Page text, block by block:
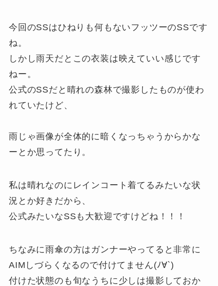
今回のSSはひねりも何もないフッツーのSSです
ね。
しかし雨天だとこの衣装は映えていい感じです
ねー。
公式のSSだと晴れの森林で撮影したものが使わ
れていたけど、
雨じゃ画像が全体的に暗くなっちゃうからかな
ーとか思ってたり。
私は晴れなのにレインコート着てるみたいな状
況とか好きだから、
公式みたいなSSも大歓迎ですけどね！！！
ちなみに雨傘の方はガンナーやってると非常に
AIMしづらくなるので付けてません(ﾉ∀`)
付けた状態のも旬なうちに少しは撮影しておか